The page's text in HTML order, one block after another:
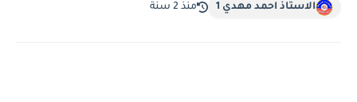
الاستاذ احمد مهدي 1 منذ 2 سنة